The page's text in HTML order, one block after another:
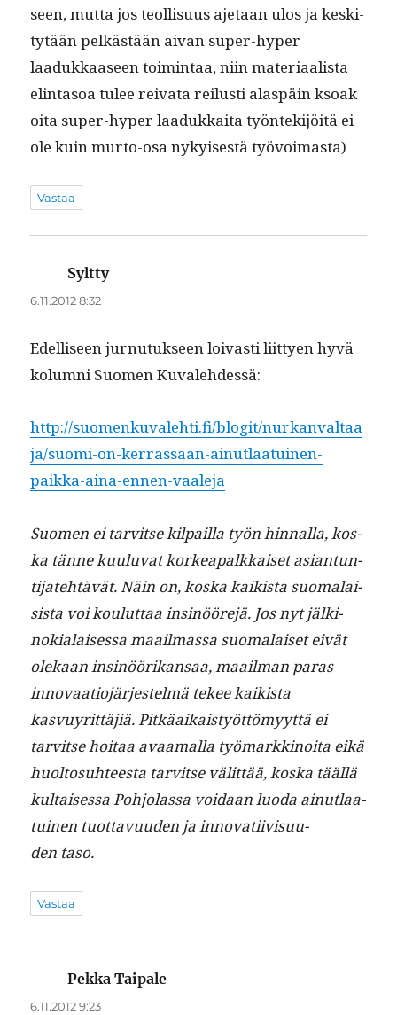
seen, mut­ta jos teol­lisu­us aje­taan ulos ja keski­
tytään pelkästään aivan super-hyper
laadukkaaseen toim­intaa, niin mate­ri­aal­ista
elin­ta­soa tulee rei­va­ta reilusti alaspäin ksoak
oita super-hyper laadukkai­ta työn­tek­i­jöitä ei
ole kuin mur­to-osa nykyis­es­tä työvoimasta)
Vastaa
Sylttysanoo:
6.11.2012 8:32
Edel­liseen jur­nu­tuk­seen loivasti liit­tyen hyvä
kolum­ni Suomen Kuvalehdessä:
http://suomenkuvalehti.fi/blogit/nurkanvaltaa
ja/suomi-on-kerrassaan-ainutlaatuinen-
paikka-aina-ennen-vaaleja
Suomen ei tarvitse kil­pail­la työn hin­nal­la, kos­
ka tänne kuu­lu­vat korkea­palkkaiset asiantun­
ti­jate­htävät. Näin on, kos­ka kaik­ista suo­ma­lai­
sista voi koulut­taa insinööre­jä. Jos nyt jälki­
nokialaises­sa maail­mas­sa suo­ma­laiset eivät
olekaan insinöörikansaa, maail­man paras
inno­vaa­tio­jär­jestelmä tekee kaik­ista
kasvuyrit­täjiä. Pitkäaikaistyöt­tömyyt­tä ei
tarvitse hoitaa avaa­mal­la työ­markki­noi­ta eikä
huolto­suh­teesta tarvitse välit­tää, kos­ka tääl­lä
kul­taises­sa Pohjo­las­sa voidaan luo­da ain­ut­laa­
tu­inen tuot­tavu­u­den ja inno­vati­ivi­su­u­
den taso.
Vastaa
Pekka Taipale
6.11.2012 9:23